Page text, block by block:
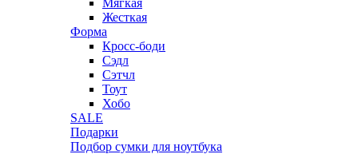
Мягкая
Жесткая
Форма
Кросс-боди
Сэдл
Сэтчл
Тоут
Хобо
SALE
Подарки
Подбор сумки для ноутбука